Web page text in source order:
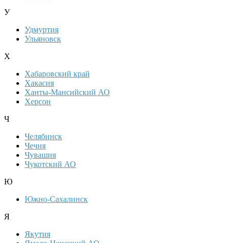
У
Удмуртия
Ульяновск
Х
Хабаровский край
Хакасия
Ханты-Мансийский АО
Херсон
Ч
Челябинск
Чечня
Чувашия
Чукотский АО
Ю
Южно-Сахалинск
Я
Якутия